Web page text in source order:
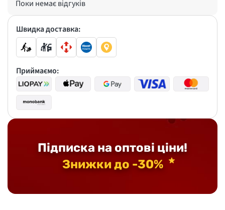
Поки немає відгуків
Підписка на оптові ціни!
Знижки до -30%
Швидка доставка:
Приймаємо: